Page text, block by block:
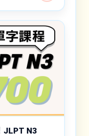
JLPT N3